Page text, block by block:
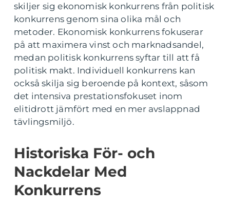
skiljer sig ekonomisk konkurrens från politisk
konkurrens genom sina olika mål och
metoder. Ekonomisk konkurrens fokuserar
på att maximera vinst och marknadsandel,
medan politisk konkurrens syftar till att få
politisk makt. Individuell konkurrens kan
också skilja sig beroende på kontext, såsom
det intensiva prestationsfokuset inom
elitidrott jämfört med en mer avslappnad
tävlingsmiljö.
Historiska För- och
Nackdelar Med
Konkurrens